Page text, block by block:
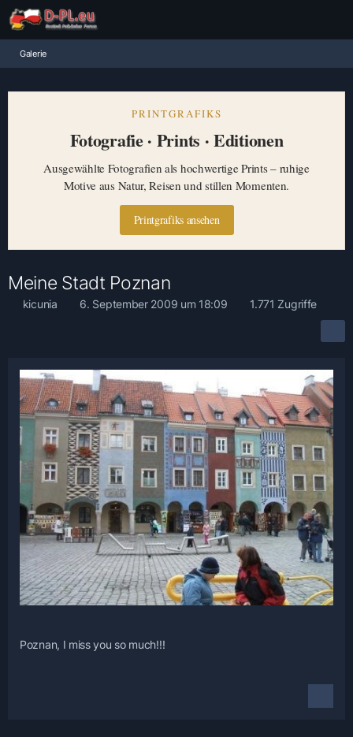
Galerie
PRINTGRAFIKS
Fotografie · Prints · Editionen
Ausgewählte Fotografien als hochwertige Prints – ruhige
Motive aus Natur, Reisen und stillen Momenten.
Printgrafiks ansehen
Meine Stadt Poznan
kicunia 6. September 2009 um 18:09 1.771 Zugriffe
Poznan, I miss you so much!!!